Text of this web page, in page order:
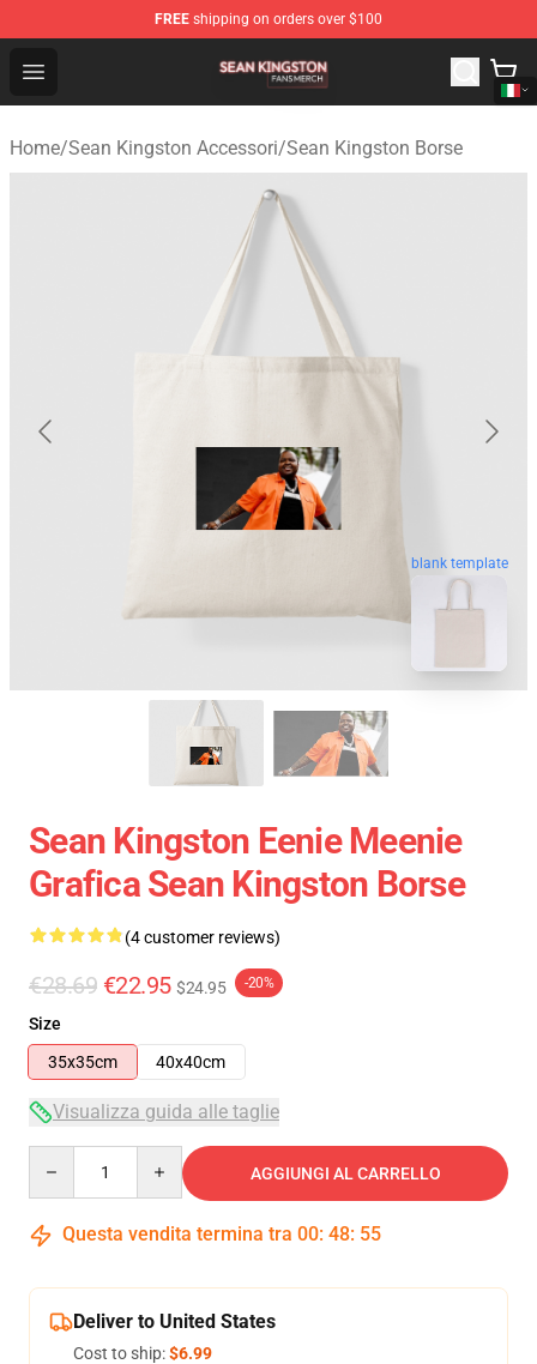
FREE shipping on orders over $100
Open menu
Sean Kingston Shop - Official Sean Kingston
Home/Sean Kingston Accessori/Sean Kingston Borse
blank template
Sean Kingston Eenie Meenie
Grafica Sean Kingston Borse
(4 customer reviews)
€28.69 €22.95 $24.95 -20%
Size
35x35cm
40x40cm
Visualizza guida alle taglie
AGGIUNGI AL CARRELLO
Questa vendita termina tra 00: 48: 54
Deliver to United States
Cost to ship:$6.99